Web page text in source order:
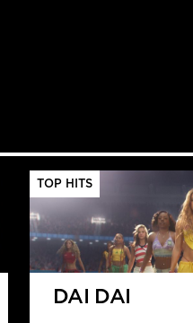
TOP HITS
DAI DAI